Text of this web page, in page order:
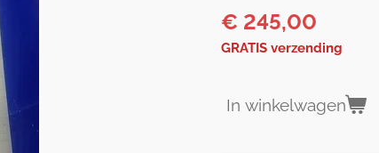
€ 245,00
GRATIS verzending
In winkelwagen